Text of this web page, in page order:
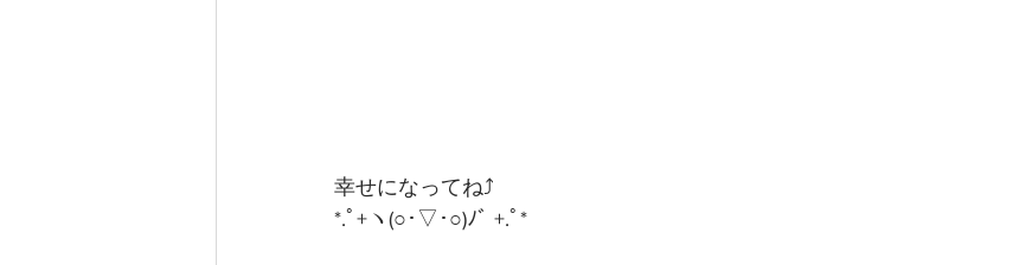
幸せになってね⤴️
*.ﾟ+ヽ(○･▽･○)ﾉﾞ +.ﾟ*